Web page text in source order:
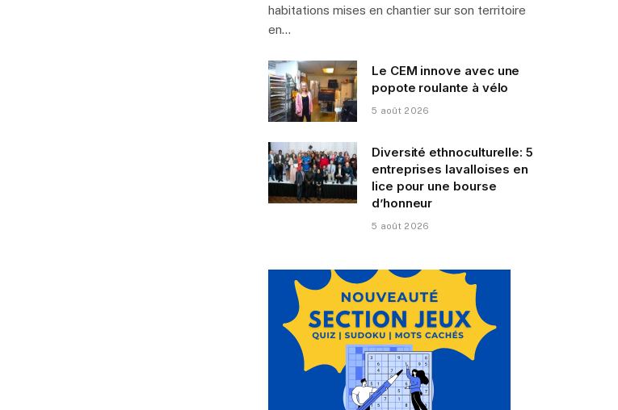
habitations mises en chantier sur son territoire
en…
Le CEM innove avec une
popote roulante à vélo
5 août 2026
Diversité ethnoculturelle: 5
entreprises lavalloises en
lice pour une bourse
d’honneur
5 août 2026